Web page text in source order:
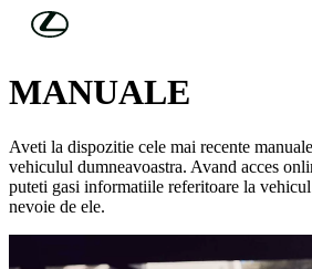
Skip to Main Content
SERVICII CONECTATE SI
MANUALE
Aveti la dispozitie cele mai recente
vehiculul dumneavoastra. Avand acces
puteti gasi informatiile referitoare la
nevoie de ele.